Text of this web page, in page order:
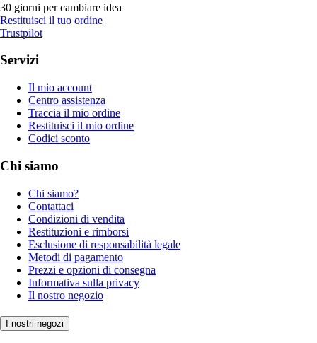
30 giorni per cambiare idea
Restituisci il tuo ordine
Trustpilot
Servizi
Il mio account
Centro assistenza
Traccia il mio ordine
Restituisci il mio ordine
Codici sconto
Chi siamo
Chi siamo?
Contattaci
Condizioni di vendita
Restituzioni e rimborsi
Esclusione di responsabilità legale
Metodi di pagamento
Prezzi e opzioni di consegna
Informativa sulla privacy
Il nostro negozio
I nostri negozi